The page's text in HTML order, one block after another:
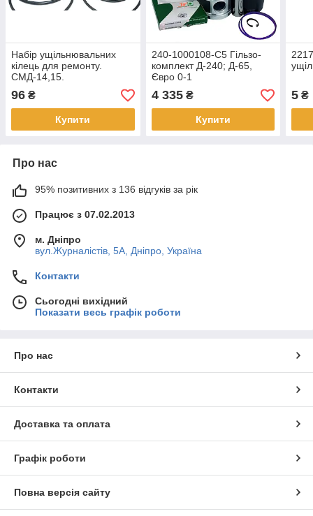
Набір ущільнювальних
кілець для ремонту.
СМД-14,15.
96 ₴
Купити
240-1000108-С5 Гільзо-
комплект Д-240; Д-65,
Євро 0-1
(ДП+Кільця(5к)+Палець+УК+стоп.к)
П/К
4 335₴
Купити
5 ₴
Про нас
95% позитивних з 136 відгуків за рік
Працює з 07.02.2013
м. Дніпро
вул.Журналістів, 5А, Дніпро, Україна
Контакти
Сьогодні вихідний
Показати весь графік роботи
Про нас
Контакти
Доставка та оплата
Графік роботи
Повна версія сайту